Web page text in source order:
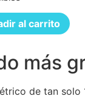
al carrito
más
de tan